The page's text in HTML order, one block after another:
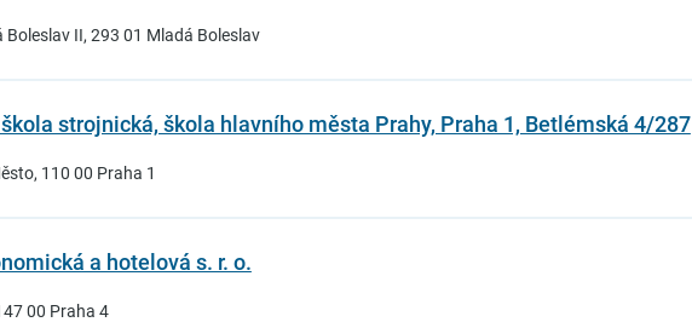
II, 293 01 Mladá Boleslav
strojnická, škola hlavního města Prahy, Praha 1, Betlémská 4/287
110 00 Praha 1
a hotelová s. r. o.
00 Praha 4